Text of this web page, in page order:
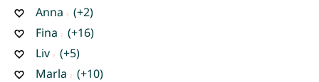
Anna
(+2)
Fina
(+16)
Liv
(+5)
Marla
(+10)